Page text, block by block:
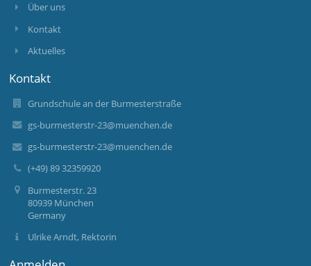
Über uns
Kontakt
Aktuelles
Kontakt
Grundschule an der Burmesterstraße
gs-burmesterstr-23@muenchen.de
gs-burmesterstr-23@muenchen.de
(+49) 89 32359920
Burmesterstr. 23
80939 München
Germany
Ulrike Arndt, Rektorin